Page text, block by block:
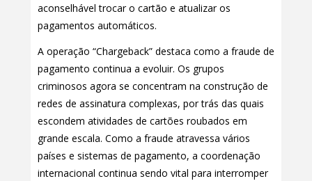
aconselhável trocar o cartão e atualizar os
pagamentos automáticos.
A operação “Chargeback” destaca como a fraude de
pagamento continua a evoluir. Os grupos
criminosos agora se concentram na construção de
redes de assinatura complexas, por trás das quais
escondem atividades de cartões roubados em
grande escala. Como a fraude atravessa vários
países e sistemas de pagamento, a coordenação
internacional continua sendo vital para interromper